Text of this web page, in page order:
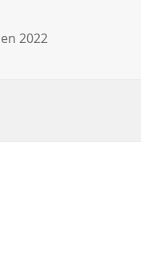
2022